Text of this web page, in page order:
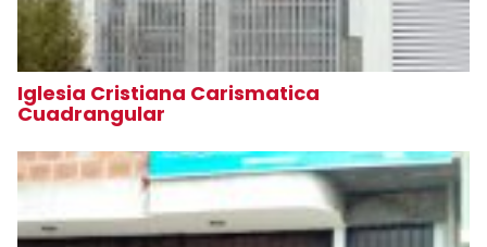
Iglesia Cristiana Carismatica
Cuadrangular